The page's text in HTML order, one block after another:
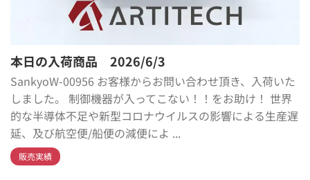
本日の入荷商品 2026/6/3
SankyoW-00956 お客様からお問い合わせ頂き、入荷いた
しました。 制御機器が入ってこない！！をお助け！ 世界
的な半導体不足や新型コロナウイルスの影響による生産遅
延、及び航空便/船便の減便によ ...
販売実績